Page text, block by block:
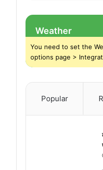
Weather
You need to set the
options page >
Popular